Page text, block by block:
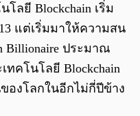
ลยี Blockchain เริ่ม
แต่เริ่มมาให้ความสน
Billionaire ประมาณ
ทคโนโลยี Blockchain
องโลกในอีกไม่กี่ปีข้าง